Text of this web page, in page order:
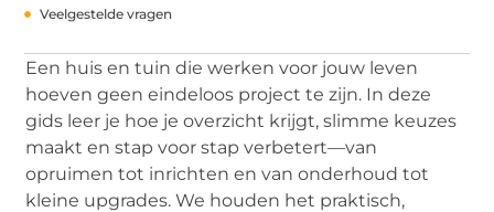
Veelgestelde vragen
Een huis en tuin die werken voor jouw leven
hoeven geen eindeloos project te zijn. In deze
gids leer je hoe je overzicht krijgt, slimme keuzes
maakt en stap voor stap verbetert—van
opruimen tot inrichten en van onderhoud tot
kleine upgrades. We houden het praktisch,